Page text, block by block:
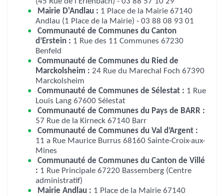
(45 Rue de l'Erlenbach) - 03 88 57 10 29
Mairie D'Andlau :
Andlau (1 Place de la Mairie) - 03 88 08 93 01
Communauté de Communes du Canton
d’Erstein :
Benfeld
Communauté de Communes du Ried de
Marckolsheim : 24 Rue du Marechal Foch 67390
Marckolsheim
Communauté de Communes de Sélestat :
Louis Lang 67600 Sélestat
Communauté de Communes du Pays de BARR :
57 Rue de la Kirneck 67140 Barr
Communauté de Communes du Val d’Argent :
11 a Rue Maurice Burrus 68160 Sainte-Croix-aux-
Mines
Communauté de Communes du Canton de Villé
:
administratif)
Mairie Andlau :